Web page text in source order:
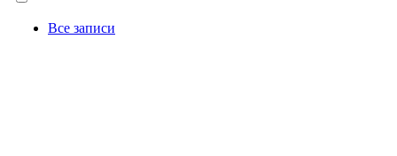
Все записи